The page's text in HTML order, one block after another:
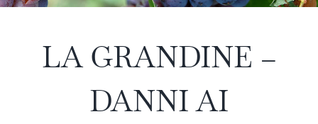
LA GRANDINE –
DANNI AI